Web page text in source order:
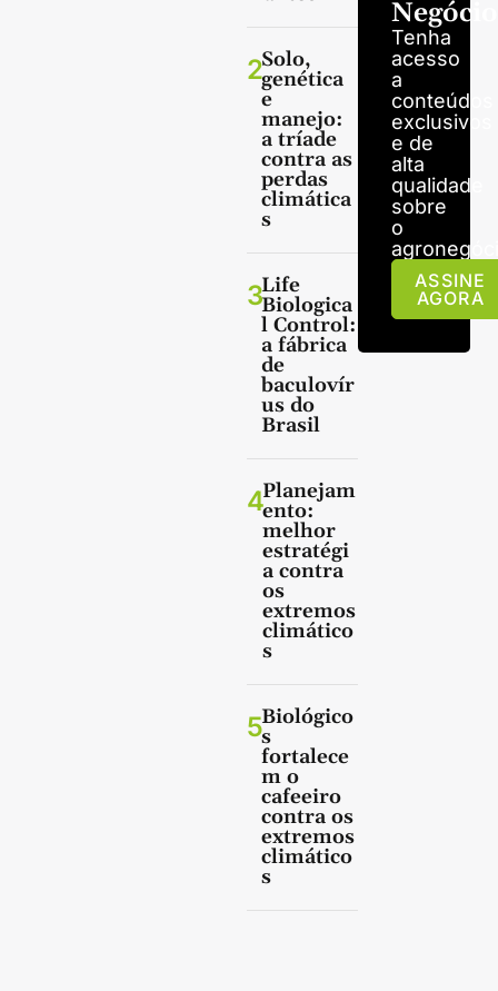
2Solo,
genética
e
manejo:
a tríade
contra as
perdas
climática
s
3Life
Biologica
l Control:
a fábrica
de
baculovír
us do
Brasil
4Planejam
ento:
melhor
estratégi
a contra
os
extremos
climático
s
5Biológico
s
fortalece
m o
cafeeiro
contra os
extremos
climático
s
Tenha
acesso
a
conteúdos
exclusivos
e de
alta
qualidade
sobre
o
ASSINE
AGORA